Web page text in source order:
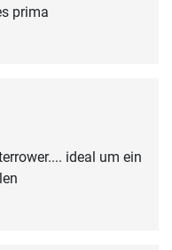
prima
ideal um ein